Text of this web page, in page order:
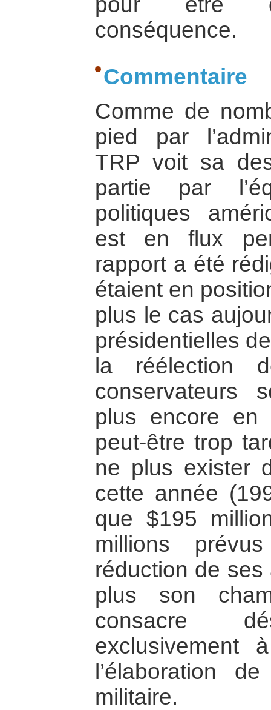
conséquence.
Commentaire
Comme de
pied par
TRP voit sa
partie par
politiques
est en flux
rapport a été
étaient en
plus le cas
présidentielles
la réélection
conservateurs
plus encore en
peut-être trop
ne plus exister
cette année
que $195
millions
réduction de
plus son
consacre
exclusivement
l’élaboration
militaire.